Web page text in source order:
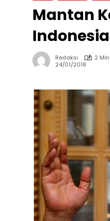
Mantan
Redaksi
2
24/01/2018